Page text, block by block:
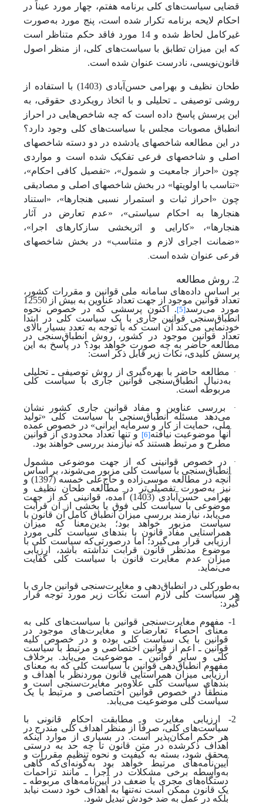
قضایی سیاست‌های کلی برنامه هفتم، چهار مورد عیناً در
احکام لایحه برنامه تکرار شده است، پنج مورد به‌صورت
غیرکامل لحاظ شده و 14 مورد فاقد حکم متناظر است
که این میزان تطابق با سیاست‌های کلی، از منظر اصول
قانون‌نویسی، نادرست عنوان شده است.
طحان نظیف و بهرامی حسن‌آبادی (1403) با استفاده از
روشی توصیفی‌ ـ تحلیلی و با اتخاذ رویکردی حقوقی، به
این پرسش پاسخ داده است که چه شاخص‌هایی در احراز
انطباق مصوبات مجلس با سیاست‌های کلی وجود دارد؟
در این مطالعه شاخص‏های یادشده در دو دسته شاخص‏های
اصلی و شاخص‏های فرعی تفکیک شده است و مواردی
چون «احراز جامعیت و شمول»، «تفصیل کافی احکام»،
«تناسب با اولویت‏ها» در بخش شاخص‏های اصلی و مصادیقی
چون «احراز ثبات و استمرار نسبی هنجارها»، «استناد
هنجارها به احکام سیاستی»، «عدم تعارض در آثار
هنجارها»، «کارایی و اثربخشی سازکارهای اجرا»،
«ضمانت اجرای لازم و متناسب» در بخش شاخص‏های
فرعی عنوان شده است.
2. روش مطالعه
بر اساس داده‌های سامانه ملی قوانین و مقررات کشور،
تعداد قوانین موجود از جهت تعداد عناوین به بیش از 12550
مورد می‌رسد[5]. اکنون پرسشی که در خصوص نحوه
انطباق‌سنجی قوانین جاری با یک سیاست کلی در ابتدا
خودنمایی می‌کند آن است که با توجه به تعدد بسیار بالای
تعداد قوانین موجود در کشور، روش انطباق‌سنجی در
مطالعه حاضر به چه صورت خواهد بود؟ در پاسخ به این
پرسش کلیدی، نکات زیر قابل ذکر است:
· مطالعه حاضر با بهره‌گیری از روش توصیفی ـ تحلیلی
به‌دنبال انطباق‌سنجی قوانین جاری با سیاست کلی
مربوطه است.
·
بررسی عناوین و مفاد قوانین جاری کشور نشان
می‌دهد مسئله انطباق‌سنجی با سیاست کلی «تولید
ملی، حمایت از کار و سرمایه ایرانی» در خصوص عمده
آنها موضوعیت نیافته[6] و تنها تعداد محدودی از قوانین
مطرح و مرتبط هستند که نیازمند بررسی خواهند بود.
·
در خصوص قوانینی که از جهت موضوعی مشمول
انطباق‌سنجی با سیاست کلی مزبور می‌شوند، بر اساس
آنچه در مطالعه موسی‌زاده و حاج‌علی‌ خمسه (1397) و
نیز به‌صورت تفصیلی‌تر در مطالعه طحان نظیف و
بهرامی حسن‌آبادی (1403) آمده، قوانینی که از جهت
موضوعی با سیاست کلی فوق یا بخشی از آن قرابت
می‌یابد، نیازمند بررسی میزان انطباق کامل آن قانون با
سیاست مزبور خواهد بود؛ بدین‌معنا که میزان
همراستایی مفاد قانون با بندهای سیاست کلی مورد
ارزیابی قرار می‌گیرد؛ اما در‌صورتی‌که سیاست کلی با
موضوع مدنظر قانون قرابت نداشته باشد، ارزیابی
میزان عدم مغایرت قانون با سیاست کلی کفایت
می‌نماید.
به‌طورکلی در انطباق‌دهی و مغایرت‌سنجی قوانین جاری با
هر سیاست کلی لازم است نکات زیر مورد توجه قرار
گیرد:
1- مفهوم مغایرت‌سنجی قوانین با سیاست‌های کلی به
معنای احصاء تعارضات و مغایرت‌های موجود در
قوانین با یک سیاست کلی بوده و در خصوص کلیه
قوانین ـ اعم از قوانین اختصاصی و مرتبط با سیاست
کلی و سایر قوانین ـ موضوعیت می‌یابد. برخلاف
مفهوم انطباق‌دهی قوانین با سیاست کلی که به معنای
ارزیابی میزان همراستایی قانون موردنظر با اهداف و
بندهای سیاست کلی علاوه‌بر مغایرت‌سنجی است و
منطقاً در خصوص قوانین اختصاصی و مرتبط با یک
سیاست کلی موضوعیت می‌یابد.
2- ارزیابی مغایرت و مطابقت احکام قانونی با
سیاست‌های کلی، صرفاً از منظر اهداف کلی مندرج در
هر حکم امکان‌پذیر است. در بسیاری از موارد اینکه
اهداف ذکرشده در متن قانون تا چه حد به درستی
محقق شود، بسته به کیفیت و نحوه تنظیم مقررات و
آیین‌نامه‌های مرتبط خواهد بود به‌گونه‌ای‌که گاهی
به‌واسطه برخی مشکلات در اجرا ـ مانند تزاحمات
دستگاه‌های مجری یا ضعف در آیین‌نامه‌های مربوطه ـ
یک قانون ممکن است نه‌تنها به اهداف خود دست نیابد
بلکه در عمل به ضد خودش تبدیل شود.